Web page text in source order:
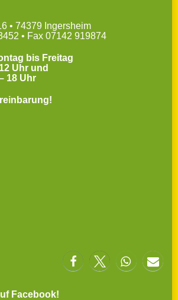
• 74379 Ingersheim
• Fax 07142 919874
bis Freitag
Uhr und
18 Uhr
Facebook!